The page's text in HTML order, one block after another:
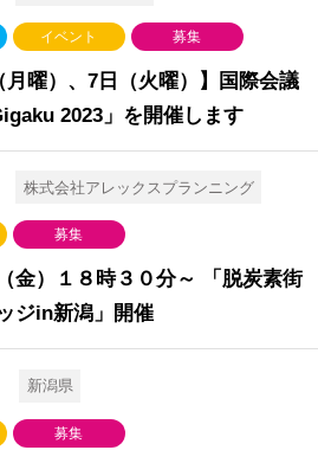
イベント 募集
月曜）、7日（火曜）】国際会議
2023」を開催します
株式会社アレックスプランニング
募集
金）１８時３０分～ 「脱炭素街
ジin新潟」開催
新潟県
募集